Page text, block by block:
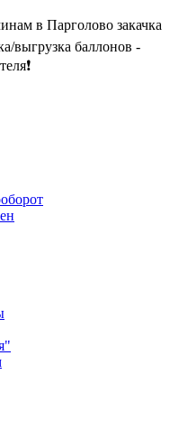
в Парголово закачка
выгрузка баллонов -